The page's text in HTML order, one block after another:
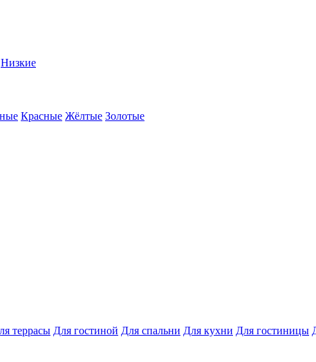
Низкие
Красные Жёлтые Золотые
террасы Для гостиной Для спальни Для кухни Для гостиницы